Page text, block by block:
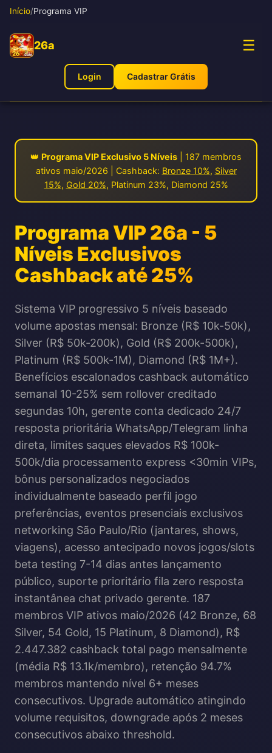
Início/Programa VIP
26a ☰
Login Cadastrar Grátis
👑 Programa VIP Exclusivo 5 Níveis | 187 membros
ativos maio/2026 | Cashback: Bronze 10%, Silver
15%, Gold 20%, Platinum 23%, Diamond 25%
Programa VIP 26a - 5
Níveis Exclusivos
Cashback até 25%
Sistema VIP progressivo 5 níveis baseado
volume apostas mensal: Bronze (R$ 10k-50k),
Silver (R$ 50k-200k), Gold (R$ 200k-500k),
Platinum (R$ 500k-1M), Diamond (R$ 1M+).
Benefícios escalonados cashback automático
semanal 10-25% sem rollover creditado
segundas 10h, gerente conta dedicado 24/7
resposta prioritária WhatsApp/Telegram linha
direta, limites saques elevados R$ 100k-
500k/dia processamento express <30min VIPs,
bônus personalizados negociados
individualmente baseado perfil jogo
preferências, eventos presenciais exclusivos
networking São Paulo/Rio (jantares, shows,
viagens), acesso antecipado novos jogos/slots
beta testing 7-14 dias antes lançamento
público, suporte prioritário fila zero resposta
instantânea chat privado gerente. 187
membros VIP ativos maio/2026 (42 Bronze, 68
Silver, 54 Gold, 15 Platinum, 8 Diamond), R$
2.447.382 cashback total pago mensalmente
(média R$ 13.1k/membro), retenção 94.7%
membros mantendo nível 6+ meses
consecutivos. Upgrade automático atingindo
volume requisitos, downgrade após 2 meses
consecutivos abaixo threshold.